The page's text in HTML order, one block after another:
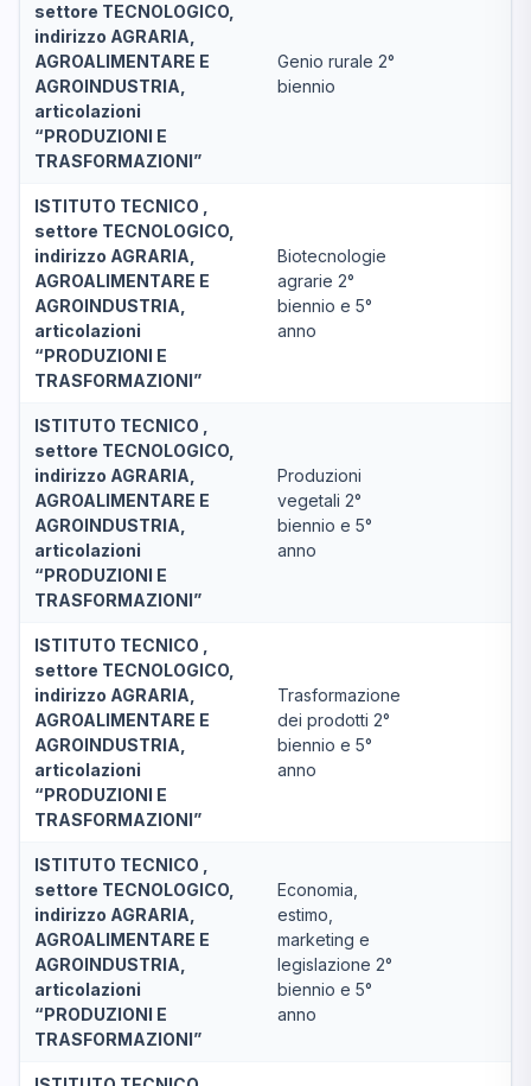
settore TECNOLOGICO,
indirizzo AGRARIA,
AGROALIMENTARE E
AGROINDUSTRIA,
articolazioni
“PRODUZIONI E
TRASFORMAZIONI”
Genio rurale 2°
biennio
ISTITUTO TECNICO ,
settore TECNOLOGICO,
indirizzo AGRARIA,
AGROALIMENTARE E
AGROINDUSTRIA,
articolazioni
“PRODUZIONI E
TRASFORMAZIONI”
Biotecnologie
agrarie 2°
biennio e 5°
anno
ISTITUTO TECNICO ,
settore TECNOLOGICO,
indirizzo AGRARIA,
AGROALIMENTARE E
AGROINDUSTRIA,
articolazioni
“PRODUZIONI E
TRASFORMAZIONI”
Produzioni
vegetali 2°
biennio e 5°
anno
ISTITUTO TECNICO ,
settore TECNOLOGICO,
indirizzo AGRARIA,
AGROALIMENTARE E
AGROINDUSTRIA,
articolazioni
“PRODUZIONI E
TRASFORMAZIONI”
Trasformazione
dei prodotti 2°
biennio e 5°
anno
ISTITUTO TECNICO ,
settore TECNOLOGICO,
indirizzo AGRARIA,
AGROALIMENTARE E
AGROINDUSTRIA,
articolazioni
“PRODUZIONI E
TRASFORMAZIONI”
Economia,
estimo,
marketing e
legislazione 2°
biennio e 5°
anno